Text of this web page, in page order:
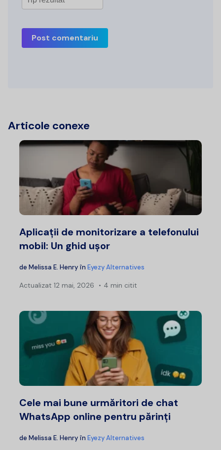
Post comentariu
Articole conexe
Aplicații de monitorizare a telefonului
mobil: Un ghid ușor
de Melissa E. Henry în Eyezy Alternatives
Actualizat 12 mai, 2026 4 min citit
Cele mai bune urmăritori de chat
WhatsApp online pentru părinți
de Melissa E. Henry în Eyezy Alternatives